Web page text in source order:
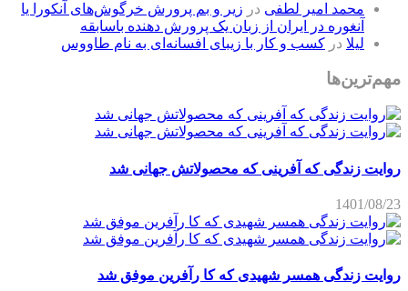
محمد امیر لطفی در زیر و بم پرورش خرگوش‌های آنکورا یا
آنغوره در ایران از زبان یک پرورش دهنده باسابقه
لیلا در کسب و کار با زیبای افسانه‌ای به نام طاووس
مهم‌ترین‌ها
روایت زندگی که آفرینی که محصولاتش جهانی شد
1401/08/23
روایت زندگی همسر شهیدی که کا رآفرین موفق شد